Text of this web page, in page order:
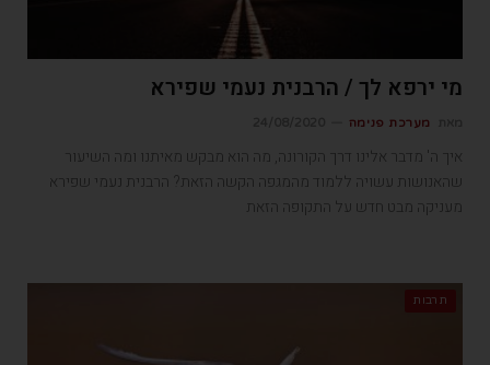
מי ירפא לך / הרבנית נעמי שפירא
מערכת פנימה
איך ה' מדבר אלינו דרך הקורונה, מה הוא מבקש מאיתנו ומה השיעור
שהאנושות עשויה ללמוד מהמגפה הקשה הזאת? הרבנית נעמי שפירא
מעניקה מבט חדש על התקופה הזאת
תרבות